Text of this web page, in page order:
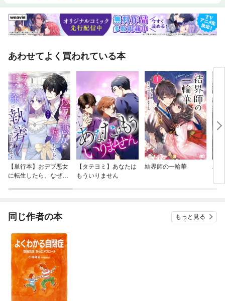
あわせてよく買われている本
【単行本】おデブ悪女
に転生したら、なぜか
【タテヨミ】あなたは
もういりません
結界師の一輪華
バ
今
同じ作者の本 もっと見る